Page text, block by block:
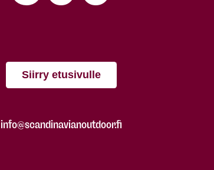
Siirry etusivulle
info@scandinavianoutdoor.fi